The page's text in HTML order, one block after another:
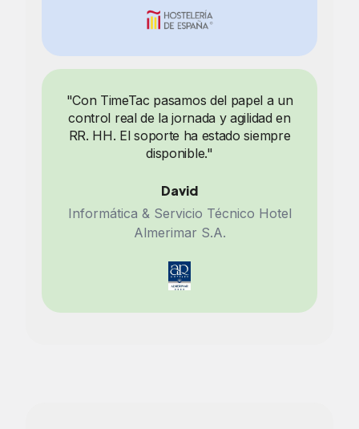
"Con TimeTac pasamos del papel a un
control real de la jornada y agilidad en
RR. HH. El soporte ha estado siempre
disponible."
David
Informática & Servicio Técnico Hotel
Almerimar S.A.